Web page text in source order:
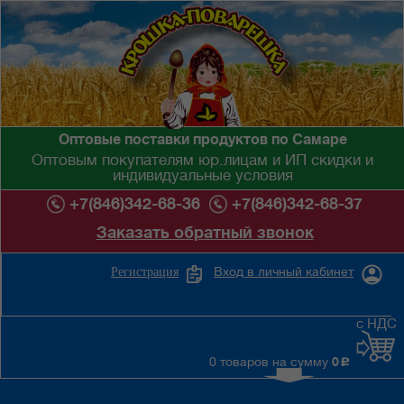
Оптовые поставки продуктов по Самаре
Оптовым покупателям юр.лицам и ИП скидки и
индивидуальные условия
+7(846)342-68-36
+7(846)342-68-37
Заказать обратный звонок
Вход в личный кабинет
Регистрация
0 товаров на сумму 0 c
с НДС